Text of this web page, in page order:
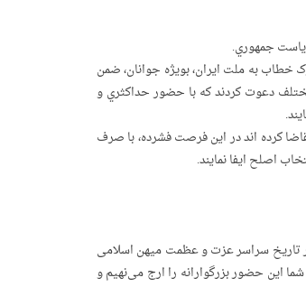
جمهوري.
خطاب به ملت ایران، بویژه جوانان، ضمن
دعوت کردند که با حضور حداکثري و
کرده اند در این فرصت فشرده، با صرف
اصلح ایفا نمایند.
در تاریخ سراسر عزت و عظمت میهن اسلامی
این حضور بزرگوارانه را ارج می‌نهیم و